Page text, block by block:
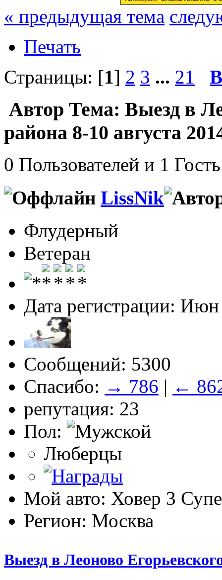
« предыдущая тема
Печать
Страницы: [1] 2 3 ... 21
Автор Тема: Выезд в
района 8-10 августа
0 Пользователей и 1
LissNik
Флудерный
Ветеран
Дата регистрации:
Сообщений: 5300
Спасибо: → 786 | ←
репутация: 23
Пол:
Люберцы
Мой авто: Ховер 3
Регион: Москва
Выезд в Леоново